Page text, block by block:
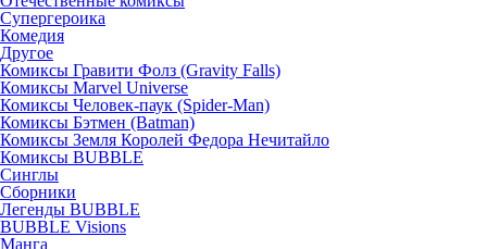
Супергероика
Комедия
Другое
Комиксы Гравити Фолз (Gravity Falls)
Комиксы Marvel Universe
Комиксы Человек-паук (Spider-Man)
Комиксы Бэтмен (Batman)
Комиксы Земля Королей Федора Нечитайло
Комиксы BUBBLE
Синглы
Сборники
Легенды BUBBLE
BUBBLE Visions
Манга